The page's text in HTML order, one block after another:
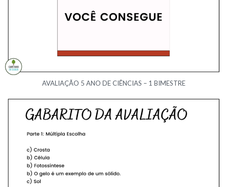
AVALIAÇÃO 5 ANO DE CIÊNCIAS – 1 BIMESTRE